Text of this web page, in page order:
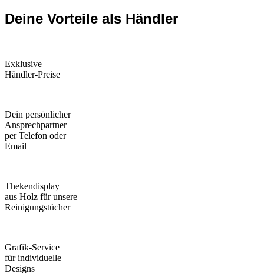
Deine Vorteile als Händler
Exklusive
Händler-Preise
Dein persönlicher
Ansprechpartner
per Telefon oder
Email
Thekendisplay
aus Holz für unsere
Reinigungstücher
Grafik-Service
für individuelle
Designs